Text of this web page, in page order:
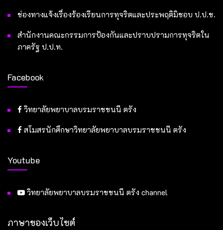
ช่องทางแจ้งเรื่องร้องเรียนการทุจริตและประพฤติมิชอบ ป.ป.ช.
สำนักงานคณะกรรมการป้องกันและปราบปรามการทุจริตใน
ภาครัฐ ป.ป.ท.
Facebook
วิทยาลัยพยาบาลบรมราชชนนี ตรัง
สโมสรนักศึกษาวิทยาลัยพยาบาลบรมราชชนนี ตรัง
Youtube
วิทยาลัยพยาบาลบรมราชชนนี ตรัง channel
ภาษาของเว็บไซต์